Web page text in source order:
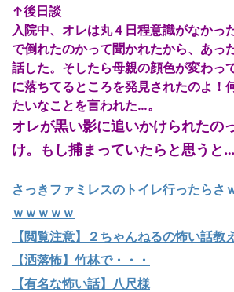
↑後日談
入院中、オレは丸４日程意識がなかっ
で倒れたのかって聞かれたから、あっ
話した。そしたら母親の顔色が変わっ
に落ちてるところを発見されたのよ！
たいなことを言われた…。
オレが黒い影に追いかけられたの
け。もし捕まっていたらと思うと…
さっきファミレスのトイレ行ったらさ
ｗｗｗｗｗ
【閲覧注意】２ちゃんねるの怖い話教
【洒落怖】竹林で・・・
【有名な怖い話】八尺様